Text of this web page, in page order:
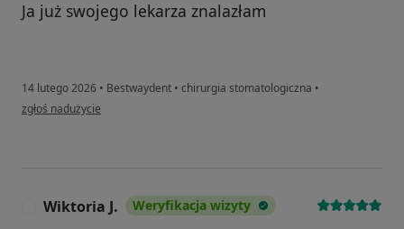
Ja już swojego lekarza znalazłam
14 lutego 2026 • Bestwaydent • chirurgia stomatologiczna •
w opinii użytkownika Gosia
zgłoś nadużycie
Wiktoria J. Weryfikacja wizyty